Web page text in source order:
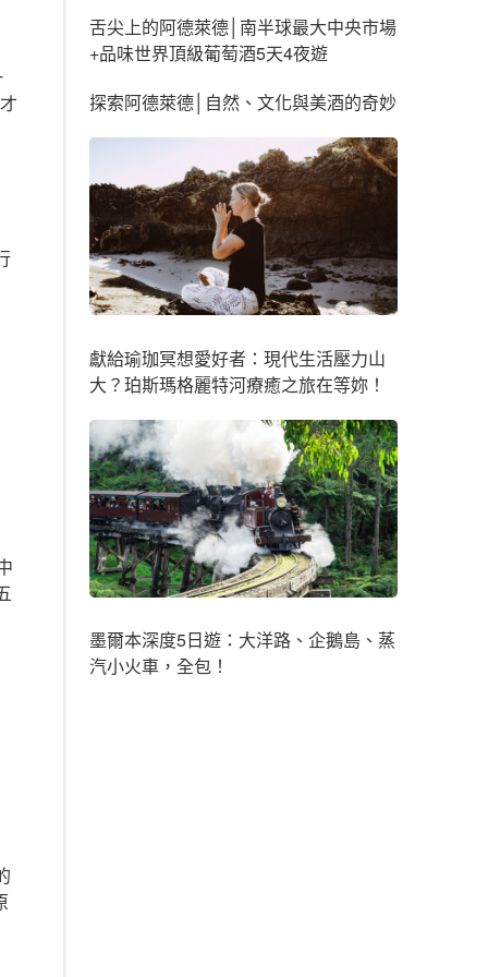
舌尖上的阿德萊德│南半球最大中央市場
+品味世界頂級葡萄酒5天4夜遊
探索阿德萊德│自然、文化與美酒的奇妙
獻給瑜珈冥想愛好者：現代生活壓力山
大？珀斯瑪格麗特河療癒之旅在等妳！
墨爾本深度5日遊：大洋路、企鵝島、蒸
汽小火車，全包！